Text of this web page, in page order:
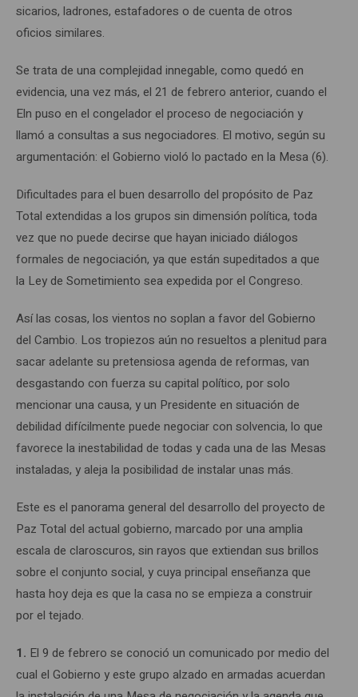
sicarios, ladrones, estafadores o de cuenta de otros
oficios similares.
Se trata de una complejidad innegable, como quedó en
evidencia, una vez más, el 21 de febrero anterior, cuando el
Eln puso en el congelador el proceso de negociación y
llamó a consultas a sus negociadores. El motivo, según su
argumentación: el Gobierno violó lo pactado en la Mesa (6).
Dificultades para el buen desarrollo del propósito de Paz
Total extendidas a los grupos sin dimensión política, toda
vez que no puede decirse que hayan iniciado diálogos
formales de negociación, ya que están supeditados a que
la Ley de Sometimiento sea expedida por el Congreso.
Así las cosas, los vientos no soplan a favor del Gobierno
del Cambio. Los tropiezos aún no resueltos a plenitud para
sacar adelante su pretensiosa agenda de reformas, van
desgastando con fuerza su capital político, por solo
mencionar una causa, y un Presidente en situación de
debilidad difícilmente puede negociar con solvencia, lo que
favorece la inestabilidad de todas y cada una de las Mesas
instaladas, y aleja la posibilidad de instalar unas más.
Este es el panorama general del desarrollo del proyecto de
Paz Total del actual gobierno, marcado por una amplia
escala de claroscuros, sin rayos que extiendan sus brillos
sobre el conjunto social, y cuya principal enseñanza que
hasta hoy deja es que la casa no se empieza a construir
por el tejado.
1. El 9 de febrero se conoció un comunicado por medio del
cual el Gobierno y este grupo alzado en armadas acuerdan